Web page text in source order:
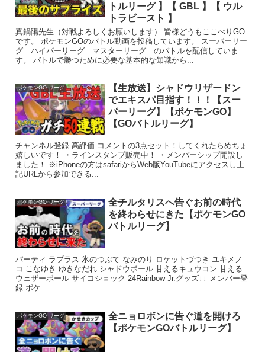
トルリーグ 】【 GBL 】【 ウル
トラビースト 】
真鍋陽先生（対戦よろしくお願いします） 皆様どうもここぺりGO
です。 ポケモンGOのバトル動画を投稿しています。 スーパーリー
グ ハイパーリーグ マスターリーグ のバトルを配信していま
す。 バトルで勝つために必要な基本的な知識から...
ポケモンGO リーグ
【生放送】シャドウリザードン
でエキスパ目指す！！！【スー
パーリーグ】【ポケモンGO】
【GOバトルリーグ】
チャンネル登録 高評価 コメントの3点セット！してくれたらめちょ
嬉しいです！ ・ラインスタンプ販売中！ ・メンバーシップ開設し
ました！ ※iPhoneの方はsafariからWeb版YouTubeにアクセスし上
記URLから参加できる...
ポケモンGO リーグ
全チルタリスへ告ぐお前の時代
を終わらせにきた【ポケモンGO
バトルリーグ】
パーティ ラプラス 氷のつぶて なみのり ロケットづつき ユキメノ
コ こなゆき ゆきなだれ シャドウボール 甘えるキュウコン 甘える
ウェザーボール サイコショック 24Rainbow Jr.グッズ↓↓ メンバー登
録 ポケ...
ポケモンGO リーグ
全ニョロボンに告ぐ道を開けろ
【ポケモンGOバトルリーグ】